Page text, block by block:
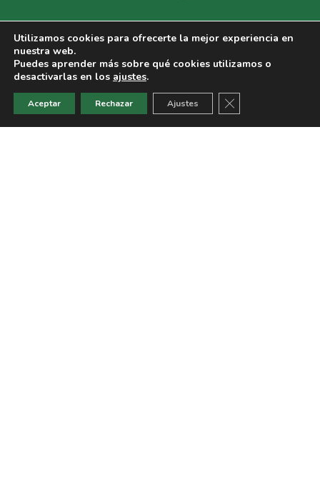
Inicio
Utilizamos cookies para ofrecerte la mejor experiencia en
nuestra web.
Puedes aprender más sobre qué cookies utilizamos o
desactivarlas en los ajustes.
Aceptar Rechazar Ajustes Cerrar el banner de